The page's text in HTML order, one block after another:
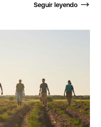
Seguir leyendo